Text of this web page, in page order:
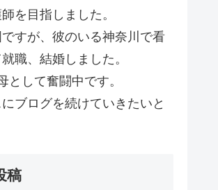
を目指しました。
すが、彼のいる神奈川で看
職、結婚しました。
として奮闘中です。
ブログを続けていきたいと
稿